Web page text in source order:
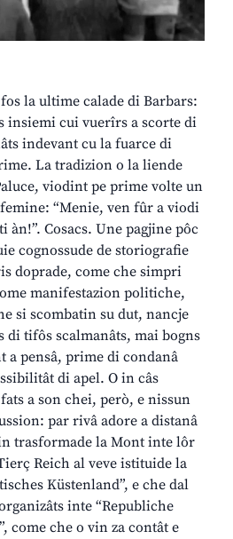
la ultime calade di Barbars:
insiemi cui vuerîrs a scorte di
indevant cu la fuarce di
La tradizion o la liende
viodint pe prime volte un
“Menie, ven fûr a viodi
àn!”. Cosacs. Une pagjine pôc
cognossude de storiografie
doprade, come che simpri
manifestazion politiche,
si scombatin su dut, nancje
di tifôs scalmanâts, mai bogns
a pensâ, prime di condanâ
di apel. O in câs
a son chei, però, e nissun
par rivâ adore a distanâ
trasformade la Mont inte lôr
Reich al veve istituide la
Küstenland”, e che dal
inte “Republiche
come che o vin za contât e